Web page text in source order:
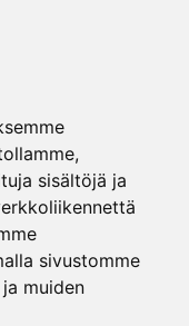
sisältöjä ja
sivustomme
muiden